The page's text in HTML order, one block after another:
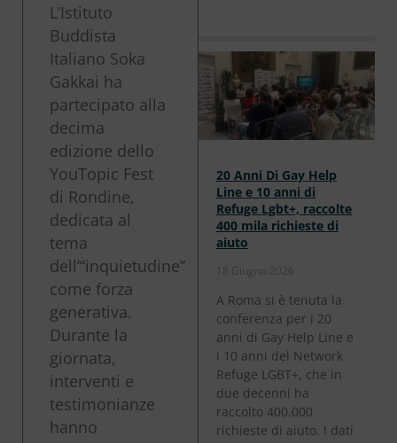
L’Istituto
Buddista
Italiano Soka
Gakkai ha
partecipato alla
decima
edizione dello
YouTopic Fest
di Rondine,
dedicata al
tema
dell’“inquietudine”
come forza
generativa.
Durante la
giornata,
interventi e
testimonianze
hanno
20 Anni Di Gay Help
Line e 10 anni di
Refuge Lgbt+, raccolte
400 mila richieste di
aiuto
18 Giugno 2026
A Roma si è tenuta la
conferenza per i 20
anni di Gay Help Line e
i 10 anni del Network
Refuge LGBT+, che in
due decenni ha
raccolto 400.000
richieste di aiuto. I dati